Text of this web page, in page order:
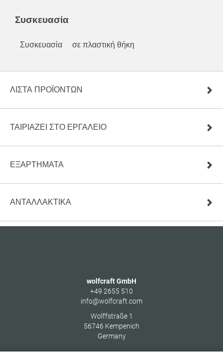
Συσκευασία
Συσκευασία σε πλαστική θήκη
ΛΊΣΤΑ ΠΡΟΪΌΝΤΩΝ
ΤΑΙΡΙΑΖΕΙ ΣΤΟ ΕΡΓΑΛΕΙΟ
ΕΞΑΡΤΗΜΑΤΑ
ΑΝΤΑΛΛΑΚΤΙΚΆ
wolfcraft GmbH
+49 2655 510
info@wolfcraft.com
Wolffstraße 1
56746 Kempenich
Germany